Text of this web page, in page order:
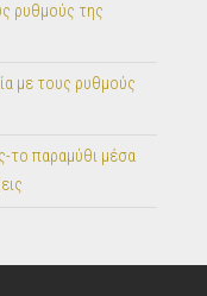
ρυθμούς της
με τους ρυθμούς
το παραμύθι μέσα